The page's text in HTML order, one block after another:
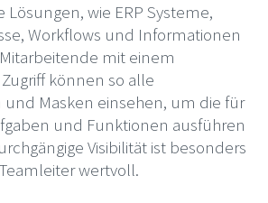
Lösungen, wie ERP Systeme,
Workflows und Informationen
mit einem
können so alle
Masken einsehen, um die für
und Funktionen ausführen
Visibilität ist besonders
wertvoll.